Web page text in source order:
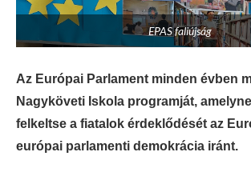
EPAS faliújság
Az Európai Parlament minden évben
Nagyköveti Iskola programját,
felkeltse a fiatalok érdeklődését az
európai parlamenti demokrácia iránt.